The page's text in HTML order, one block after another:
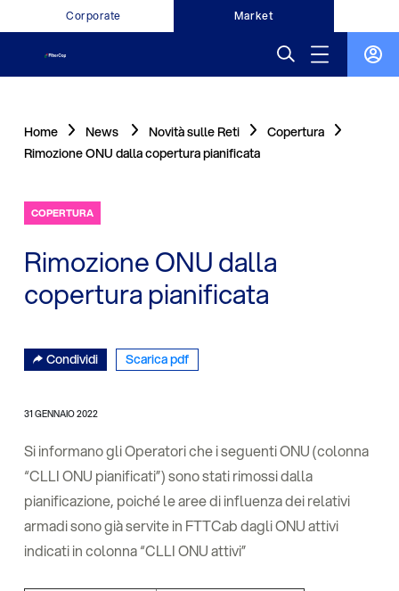
Corporate Market
Home News Novità sulle Reti
Copertura
Rimozione ONU dalla copertura pianificata
COPERTURA
Rimozione ONU dalla
copertura pianificata
Condividi Scarica pdf
31 GENNAIO 2022
Si informano gli Operatori che i seguenti ONU (colonna
“CLLI ONU pianificati”) sono stati rimossi dalla
pianificazione, poiché le aree di influenza dei relativi
armadi sono già servite in FTTCab dagli ONU attivi
indicati in colonna “CLLI ONU attivi”